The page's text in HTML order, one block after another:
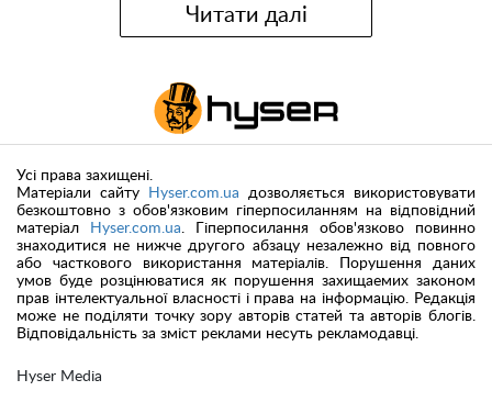
Читати далі
Hyser Media
Усі права захищені.
Матеріали сайту
Hyser.com.ua дозволяється використовувати
безкоштовно з обов'язковим гіперпосиланням на відповідний
матеріал
Hyser.com.ua. Гіперпосилання обов'язково повинно
знаходитися не нижче другого абзацу незалежно від повного
або часткового використання матеріалів. Порушення даних
умов буде розцінюватися як порушення захищаемих законом
прав інтелектуальної власності і права на інформацію. Редакція
може не поділяти точку зору авторів статей та авторів блогів.
Відповідальність за зміст реклами несуть рекламодавці.